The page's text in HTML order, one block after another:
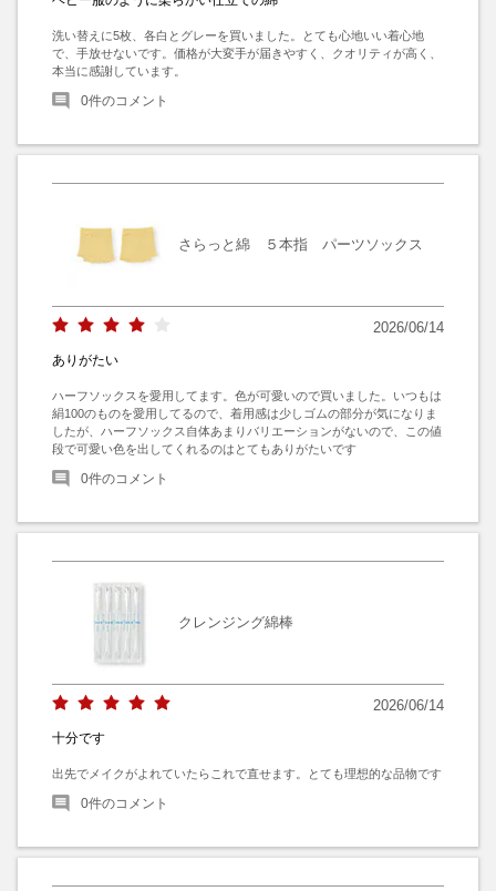
洗い替えに5枚、各白とグレーを買いました。とても心地いい着心地
で、手放せないです。価格が大変手が届きやすく、クオリティが高く、
本当に感謝しています。
0件のコメント
さらっと綿 ５本指 パーツソックス
2026/06/14
ありがたい
ハーフソックスを愛用してます。色が可愛いので買いました。いつもは
絹100のものを愛用してるので、着用感は少しゴムの部分が気になりま
したが、ハーフソックス自体あまりバリエーションがないので、この値
段で可愛い色を出してくれるのはとてもありがたいです
0件のコメント
クレンジング綿棒
2026/06/14
十分です
出先でメイクがよれていたらこれで直せます。とても理想的な品物です
0件のコメント